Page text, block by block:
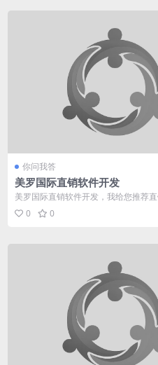
你问我答
美罗国际直销软件开发
美罗国际直销软件开发，我给您推荐
业于直销软件行业多年，有着多种...
0 0